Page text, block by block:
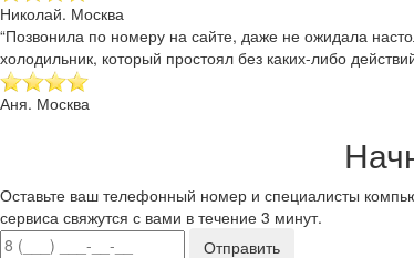
Николай. Москва
“Позвонила по номеру на сайте, даже не ожидала
холодильник, который простоял без каких-либо
Аня. Москва
Оставьте ваш телефонный номер и специалисты
сервиса свяжутся с вами в течение 3 минут.